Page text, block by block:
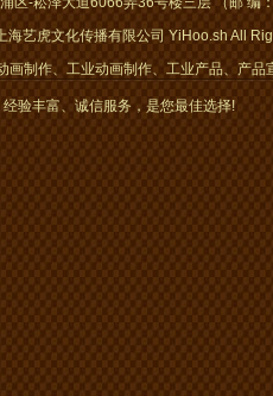
海艺虎文化传播有限公司 YiHoo.sh All
画制作、工业动画制作、工业产品、产
验丰富、诚信服务，是您最佳选择!